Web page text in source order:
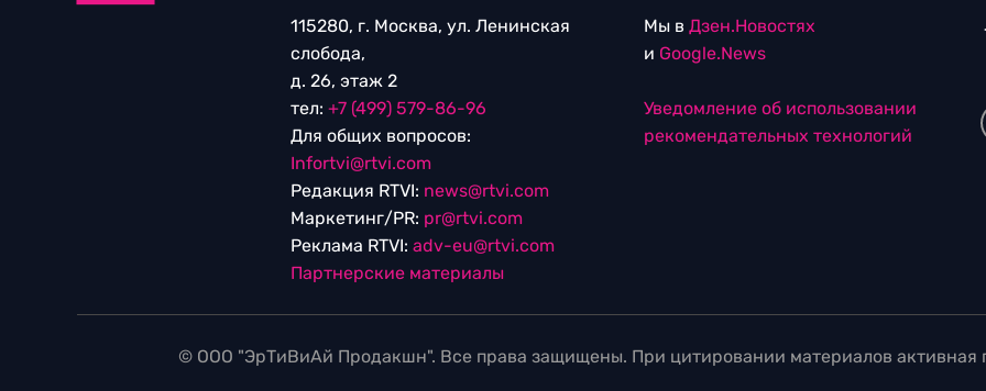
115280, г. Москва, ул. Ленинская
слобода,
д. 26, этаж 2
тел: +7 (499) 579-86-96
Для общих вопросов:
Infortvi@rtvi.com
Редакция RTVI: news@rtvi.com
Маркетинг/PR: pr@rtvi.com
Реклама RTVI: adv-eu@rtvi.com
Партнерские материалы
Мы в Дзен.Новостях
и Google.News
Уведомление об использовании
рекомендательных технологий
© ООО "ЭрТиВиАй Продакшн". Все права защищены. При цитировании материалов активная